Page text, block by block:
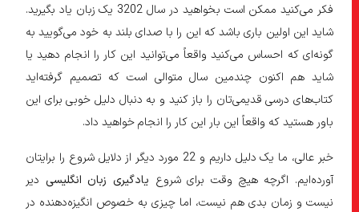
۱۴۱۳) . یک زبان جدید می‌تواند درهایی را باز کند که شما حتی نمی‌دانستید
وجود دارند.
۱۵۱۴) . کتاب‌ها،فیلم‌ها و پادکست بیشتری برای خواندن و دیدن خواهید
داشت.
۱۸۱۷) . سایت Google Translate به اندازه کافی برای جایگزینی یادگیری زبان
هنوز خوب نیست.
فکر می‌کنید ممکن است بخواهید در سال 3202 یک زبان یاد بگیرید.
شاید این اولین باری باشد که این را با صدای بلند به خود می‌گویید به
گونه‌ای که احساس می‌کنید واقعاً می‌توانید این کار را انجام دهید یا
شاید هم اکنون چندمین سال متوالی است که تصمیم گرفته‌اید
کتاب‌های درسی قدیمی‌تان را باز کنید و به دنبال دلیل خوبی برای این
باور هستید که واقعاً این بار این کار را انجام خواهید داد.
خبر عالی، ما یک دلیل داریم و 22 مورد دیگر از دلایل شروع را برایتان
آورده‌ایم. اگرچه هیچ وقت برای شروعیادگیری زبان انگلیسیدیر
نیست و زمان بدی هم نیست، اما چیزی به خصوص انگیزه‌دهنده در